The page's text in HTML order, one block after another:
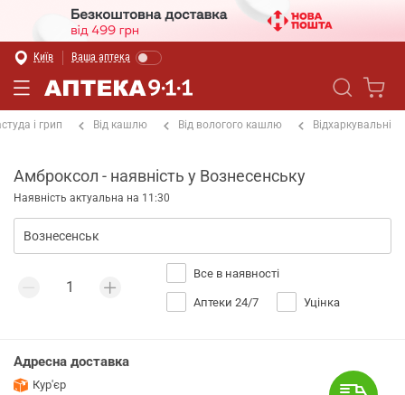
Київ Ваша аптека
і грип Від кашлю Від вологого кашлю Відхаркувальні
Амброксол - наявність у Вознесенську
Наявність актуальна на 11:30
Все в наявності
Аптеки 24/7 Уцінка
Адресна доставка
Кур'єр